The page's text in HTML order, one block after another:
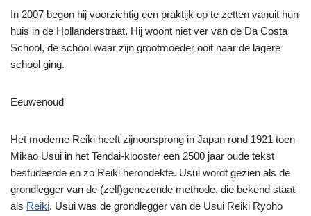
In 2007 begon hij voorzichtig een praktijk op te zetten vanuit hun
huis in de Hollanderstraat. Hij woont niet ver van de Da Costa
School, de school waar zijn grootmoeder ooit naar de lagere
school ging.
Eeuwenoud
Het moderne Reiki heeft zijnoorsprong in Japan rond 1921 toen
Mikao Usui in het Tendai-klooster een 2500 jaar oude tekst
bestudeerde en zo Reiki herondekte. Usui wordt gezien als de
grondlegger van de (zelf)genezende methode, die bekend staat
als Reiki. Usui was de grondlegger van de Usui Reiki Ryoho